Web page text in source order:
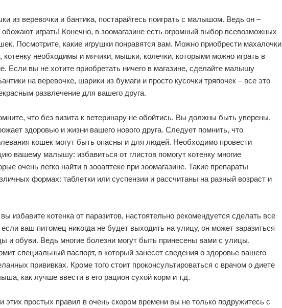
из веревочки и бантика, постарайтесь поиграть с малышом. Ведь он –
обожают играть! Конечно, в зоомагазине есть огромный выбор всевозможных
Посмотрите, какие игрушки понравятся вам. Можно приобрести махалочки
котенку необходимы и мячики, мышки, колечки, которыми можно играть в
Если вы не хотите приобретать ничего в магазине, сделайте малышу
на веревочке, шарики из бумаги и просто кусочки тряпочек – все это
развлечение для вашего друга.
что без визита к ветеринару не обойтись. Вы должны быть уверены,
здоровью и жизни вашего нового друга. Следует помнить, что
кошек могут быть опасны и для людей. Необходимо провести
вашему малышу: избавиться от глистов помогут котенку многие
очень легко найти в зооаптеке при зоомагазине. Такие препараты
формах: таблетки или суспензии и рассчитаны на разный возраст и
избавите котенка от паразитов, настоятельно рекомендуется сделать все
ваш питомец никогда не будет выходить на улицу, он может заразиться
и обуви. Ведь многие болезни могут быть принесены вами с улицы.
специальный паспорт, в который занесет сведения о здоровье вашего
прививках. Кроме того стоит проконсультироваться с врачом о диете
как лучше ввести в его рацион сухой корм и т.д.
этих простых правил в очень скором времени вы не только подружитесь с